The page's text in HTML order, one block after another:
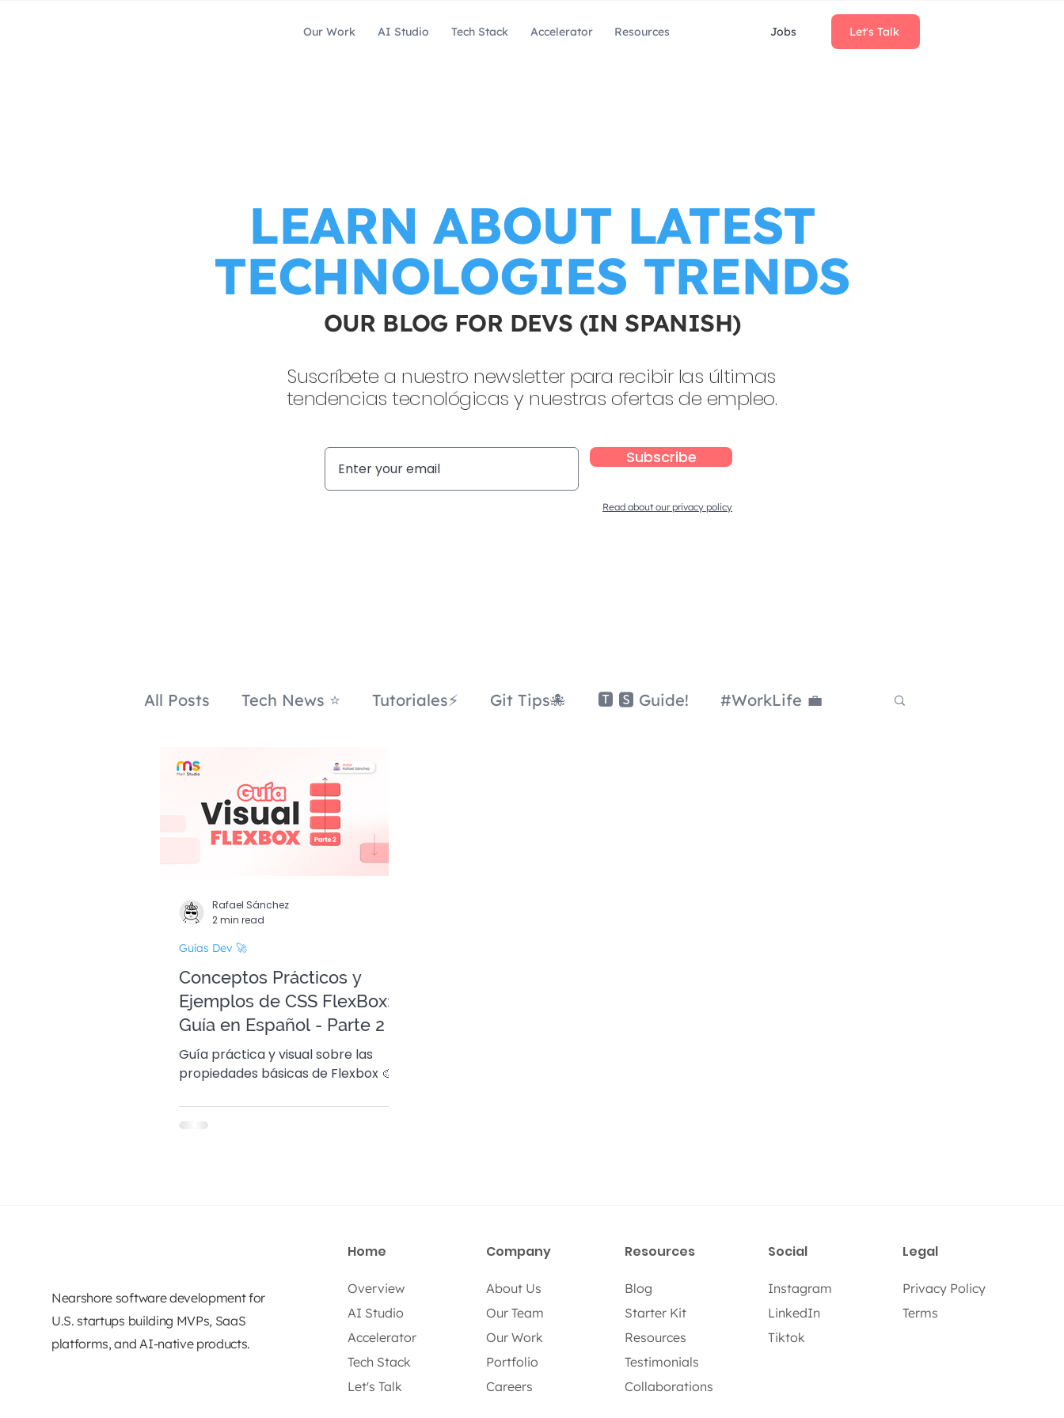
Our Work AI Studio Tech Stack Accelerator Resources Jobs Let's Talk
LEARN ABOUT LATEST
TECHNOLOGIES TRENDS
OUR BLOG FOR DEVS (IN SPANISH)
Suscríbete a nuestro newsletter para recibir las últimas
tendencias tecnológicas y nuestras ofertas de empleo.
Subscribe
Read about our privacy policy
All Posts Tech News ⭐ Tutoriales⚡ Git Tips🐙 🆃 🆂 Guide! #WorkLife 💼
Guías Dev 🚀 Edición Final 🎄
Conceptos Prácticos y
Ejemplos de CSS FlexBox:
Guía en Español - Parte 2
Guía práctica y visual sobre las
propiedades básicas de Flexbox 🎨
Guías Dev 🚀
Rafael Sánchez
2 min read
Nearshore software development for
U.S. startups building MVPs, SaaS
platforms, and AI-native products.
Home
Overview
AI Studio
Accelerator
Tech Stack
Let's Talk
Company
About Us
Our Team
Our Work
Portfolio
Careers
Resources
Blog
Starter Kit
Resources
Testimonials
Collaborations
Social
Instagram
LinkedIn
Tiktok
Legal
Privacy Policy
Terms